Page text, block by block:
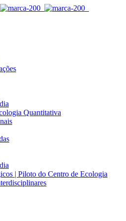
Quantitativa
| Piloto do Centro de Ecologia